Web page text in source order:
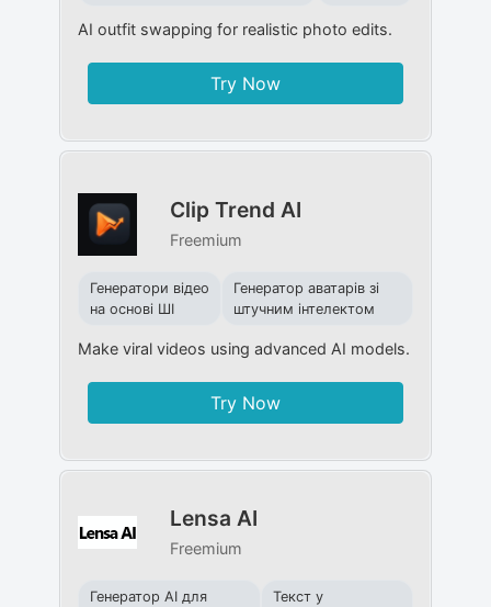
AI outfit swapping for realistic photo edits.
Try Now
Clip Trend AI
Freemium
Генератори відео
на основі ШІ
Генератор аватарів зі
штучним інтелектом
Make viral videos using advanced AI models.
Try Now
Lensa AI
Freemium
Генератор AI для
Текст у